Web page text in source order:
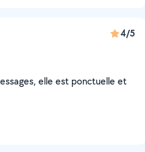
4/5
elle est ponctuelle et